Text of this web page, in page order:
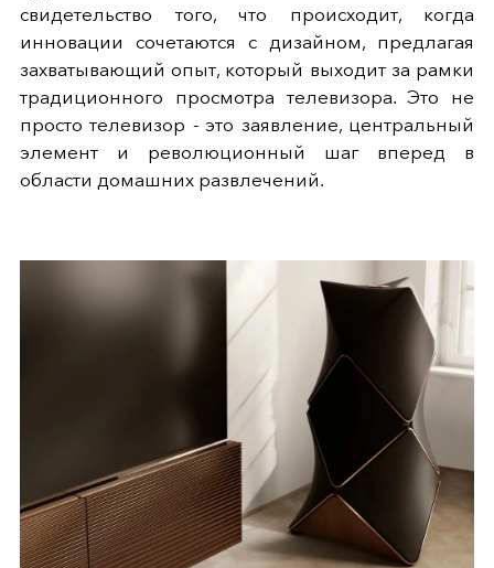
свидетельство того, что происходит, когда
инновации сочетаются с дизайном, предлагая
захватывающий опыт, который выходит за рамки
традиционного просмотра телевизора. Это не
просто телевизор - это заявление, центральный
элемент и революционный шаг вперед в
области домашних развлечений.